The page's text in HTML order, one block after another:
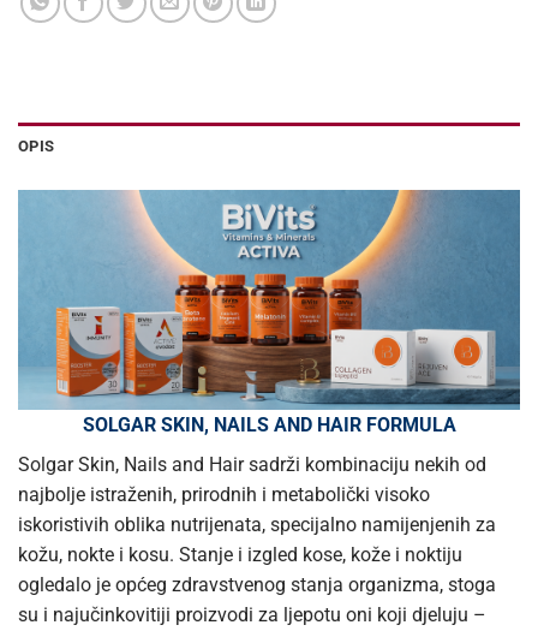
OPIS
SOLGAR SKIN, NAILS AND HAIR FORMULA
Solgar Skin, Nails and Hair sadrži kombinaciju nekih od
najbolje istraženih, prirodnih i metabolički visoko
iskoristivih oblika nutrijenata, specijalno namijenjenih za
kožu, nokte i kosu. Stanje i izgled kose, kože i noktiju
ogledalo je općeg zdravstvenog stanja organizma, stoga
su i najučinkovitiji proizvodi za ljepotu oni koji djeluju –